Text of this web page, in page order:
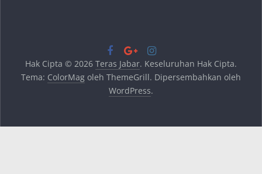
Hak Cipta © 2026 Teras Jabar. Keseluruhan Hak Cipta.
Tema: ColorMagoleh ThemeGrill. Dipersembahkan oleh
WordPress.